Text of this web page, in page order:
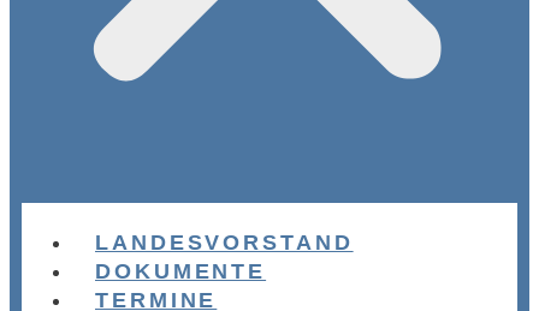
LANDESVORSTAND
DOKUMENTE
TERMINE